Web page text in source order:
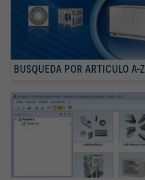
BUSQUEDA POR ARTICULO A-Z